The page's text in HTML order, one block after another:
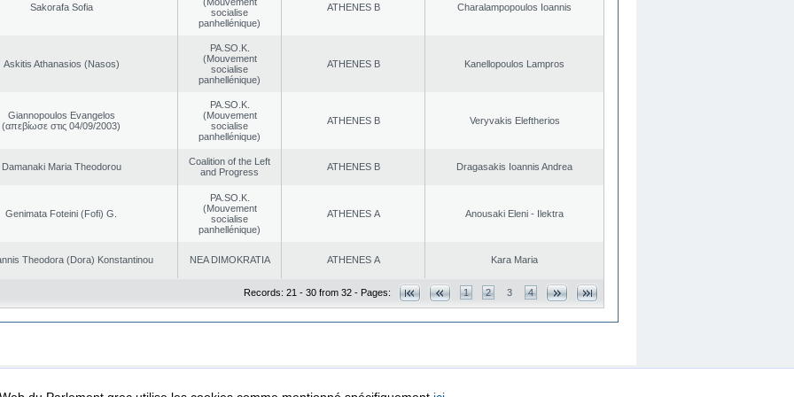
Sakorafa Sofia
socialise
panhellénique)
ATHENES Β Charalampopoulos Ioannis
Askitis Athanasios (Nasos)
PA.SO.K.
(Mouvement
socialise
panhellénique)
ATHENES Β Kanellopoulos Lampros
Giannopoulos Evangelos
(απεβίωσε στις 04/09/2003)
PA.SO.K.
(Mouvement
socialise
panhellénique)
ATHENES Β Veryvakis Eleftherios
Damanaki Maria Theodorou
Coalition of the Left
and Progress
ATHENES Β Dragasakis Ioannis Andrea
Genimata Foteini (Fofi) G.
PA.SO.K.
(Mouvement
socialise
panhellénique)
ATHENES Α Anousaki Eleni - Ilektra
Theodora (Dora) Konstantinou NEA DΙMOKRATIA ATHENES Α Kara Maria
Records: 21 - 30 from 32 - Pages: 1 2 3 4
Protection Security & Access